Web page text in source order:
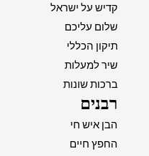
קדיש על ישראל
שלום עליכם
תיקון הכללי
שיר למעלות
ברכות שונות
רבנים
הבן איש חי
החפץ חיים